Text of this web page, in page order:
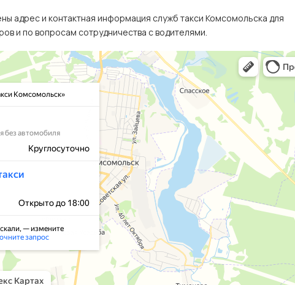
адрес и контактная информация служб такси Комсомольска для
и по вопросам сотрудничества с водителями.